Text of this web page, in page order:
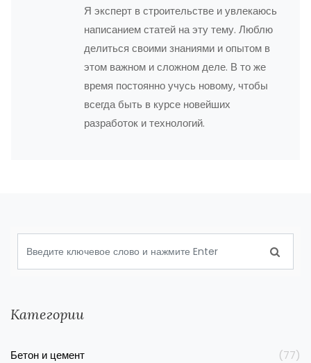
Я эксперт в строительстве и увлекаюсь
написанием статей на эту тему. Люблю
делиться своими знаниями и опытом в
этом важном и сложном деле. В то же
время постоянно учусь новому, чтобы
всегда быть в курсе новейших
разработок и технологий.
Категории
Бетон и цемент (77)